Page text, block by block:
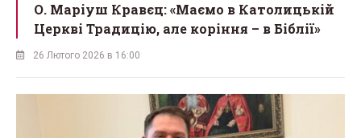
О. Маріуш Кравєц: «Маємо в Католицькій
Церкві Традицію, але коріння – в Біблії»
26 Лютого 2026 в 16:00